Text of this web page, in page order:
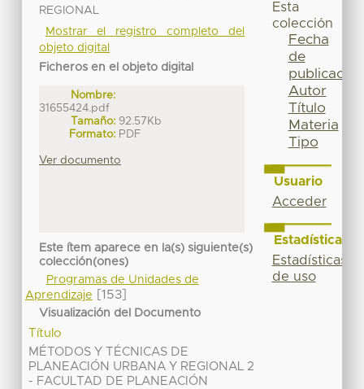
REGIONAL
Mostrar el registro completo del
objeto digital
Ficheros en el objeto digital
Nombre:
31655424.pdf
Tamaño: 92.57Kb
Formato: PDF
Ver documento
Este ítem aparece en la(s) siguiente(s)
colección(ones)
Programas de Unidades de
Aprendizaje
[153]
Visualización del Documento
Título
MÉTODOS Y TÉCNICAS DE
PLANEACIÓN URBANA Y REGIONAL 2
- FACULTAD DE PLANEACIÓN
Esta
colección
Fecha
de
publicación
Autor
Título
Materia
Tipo
Usuario
Acceder
Estadísticas
Estadísticas
de uso